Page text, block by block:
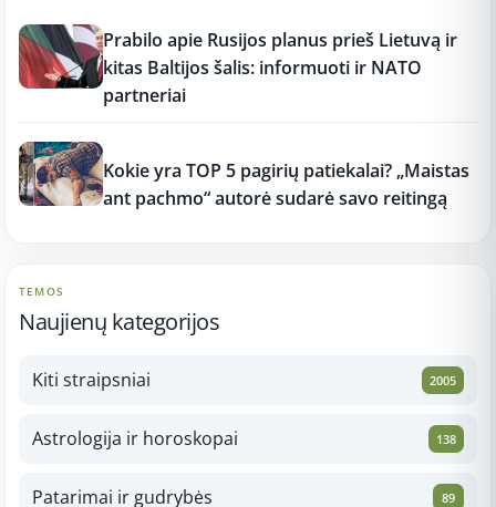
Prabilo apie Rusijos planus prieš Lietuvą ir
kitas Baltijos šalis: informuoti ir NATO
partneriai
Kokie yra TOP 5 pagirių patiekalai? „Maistas
ant pachmo“ autorė sudarė savo reitingą
TEMOS
Naujienų kategorijos
Kiti straipsniai 2005
Astrologija ir horoskopai 138
Patarimai ir gudrybės 89